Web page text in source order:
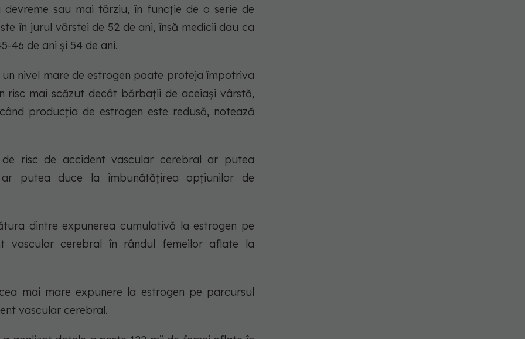
sau mai târziu, în funcție de o serie de
în jurul vârstei de 52 de ani, însă medicii dau ca
46 de ani și 54 de ani.
nivel mare de estrogen poate proteja împotriva
risc mai scăzut decât bărbații de aceiași vârstă,
producția de estrogen este redusă, notează
risc de accident vascular cerebral ar putea
putea duce la îmbunătățirea opțiunilor de
dintre expunerea cumulativă la estrogen pe
vascular cerebral în rândul femeilor aflate la
mai mare expunere la estrogen pe parcursul
vascular cerebral.